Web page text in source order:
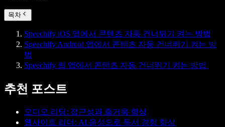
목차
Speechify iOS 앱에서 콘텐츠 자동 건너뛰기 켜는 방법
Speechify Android 앱에서 콘텐츠 자동 건너뛰기 켜는 방
법
Speechify 웹 앱에서 콘텐츠 자동 건너뛰기 켜는 방법
추천 포스트
오디오 리딩: 접근성과 즐거움 향상
웹사이트 리더: AI 음성으로 독서 경험 향상